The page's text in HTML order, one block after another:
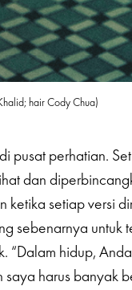
hair Cody Chua)
pusat perhatian.
dan
ketika setiap versi
sebenarnya untuk
“Dalam hidup,
harus banyak